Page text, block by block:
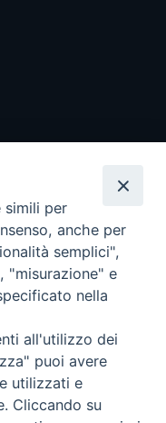
riservati - Vita
Torna
simili per
anche per
semplici",
"misurazione" e
nella
all'utilizzo dei
puoi avere
utilizzati e
Cliccando su